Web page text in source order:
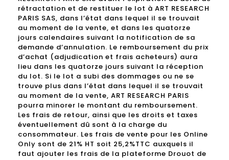
rétractation et de restituer le lot à ART RESEARCH
PARIS SAS, dans l’état dans lequel il se trouvait
au moment de la vente, et dans les quatorze
jours calendaires suivant la notification de sa
demande d’annulation. Le remboursement du prix
d’achat (adjudication et frais acheteurs) aura
lieu dans les quatorze jours suivant la réception
du lot. Si le lot a subi des dommages ou ne se
trouve plus dans l’état dans lequel il se trouvait
au moment de la vente, ART RESEARCH PARIS
pourra minorer le montant du remboursement.
Les frais de retour, ainsi que les droits et taxes
éventuellement dû sont à la charge du
consommateur. Les frais de vente pour les Online
Only sont de 21% HT soit 25,2%TTC auxquels il
faut ajouter les frais de la plateforme Drouot de